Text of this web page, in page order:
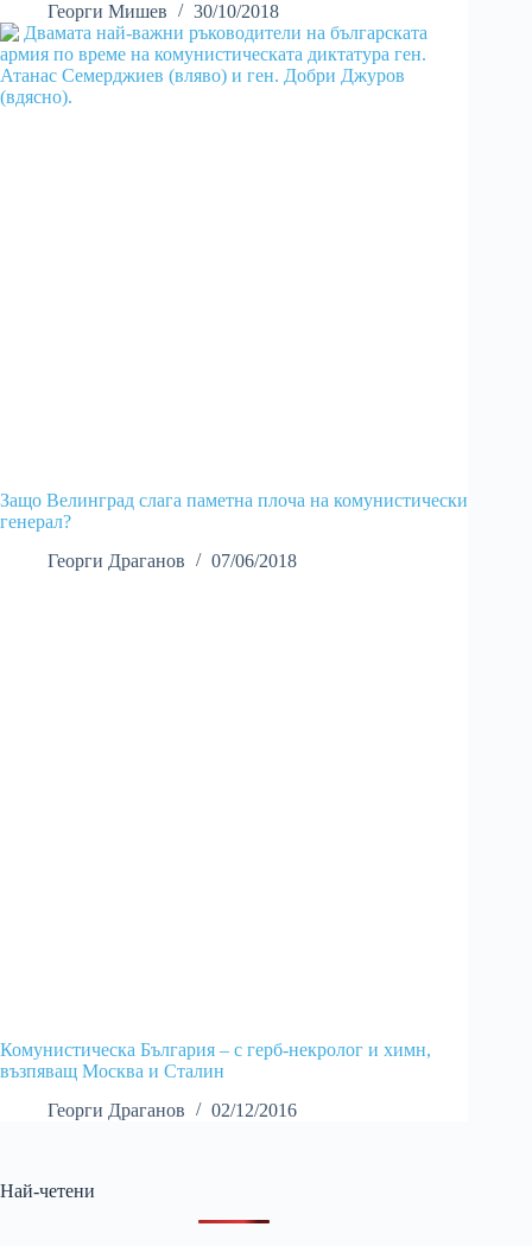
Георги Мишев
30/10/2018
Защо Велинград слага паметна плоча на комунистически
генерал?
Георги Драганов
07/06/2018
Комунистическа България – с герб-некролог и химн,
възпяващ Москва и Сталин
Георги Драганов
02/12/2016
Най-четени